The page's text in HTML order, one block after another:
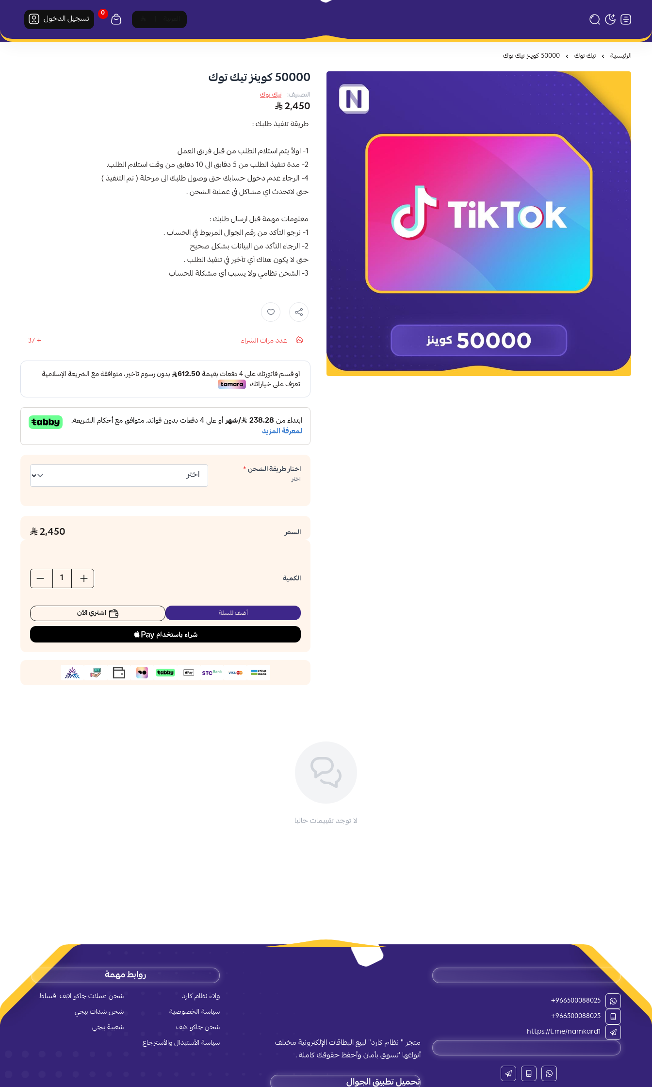
تبديل الوضع الداكن متجر نظام كارد 0
تسجيل الدخول
الرئيسية تيك توك 50000 كوينز تيك توك
50000 كوينز تيك توك
التصنيف: تيك توك
2,450
طريقة تنفيذ طلبك :
1- اولاً يتم استلام الطلب من قبل فريق العمل
2- مدة تنفيذ الطلب من 5 دقايق الى 10 دقايق من وقت استلام الطلب.
4- الرجاء عدم دخول حسابك حتى وصول طلبك الى مرحلة ( تم التنفيذ )
حتى لاتحدث اي مشاكل في عملية الشحن .
معلومات مهمة قبل ارسال طلبك :
1- نرجو التأكد من رقم الجوال المربوط في الحساب .
2- الرجاء التأكد من البيانات بشكل صحيح
حتى لا يكون هناك أي تأخير في تنفيذ الطلب .
3- الشحن نظامي ولا يسبب أي مشكلة للحساب
عدد مرات الشراء 37
اختار طريقة الشحن*
اختر
السعر 2,450
الكمية
أضف للسلة اشتري الآن
لا توجد تقييمات حاليا
متجر " نظام كارد" لبيع البطاقات الإلكترونية مختلف
أنواعها ’تسوق بأمان وأحفظ حقوقك كاملة .
تحميل تطبيق الجوال
+966500088025
+966500088025
https://t.me/namkard1
روابط مهمة
ولاء نظام كارد
شحن عملات جاكو لايف اقساط
سياسة الخصوصية
شحن شدات ببجي
شحن جاكو لايف
شعبية ببجي
سياسة الأستبدال والأسترجاع